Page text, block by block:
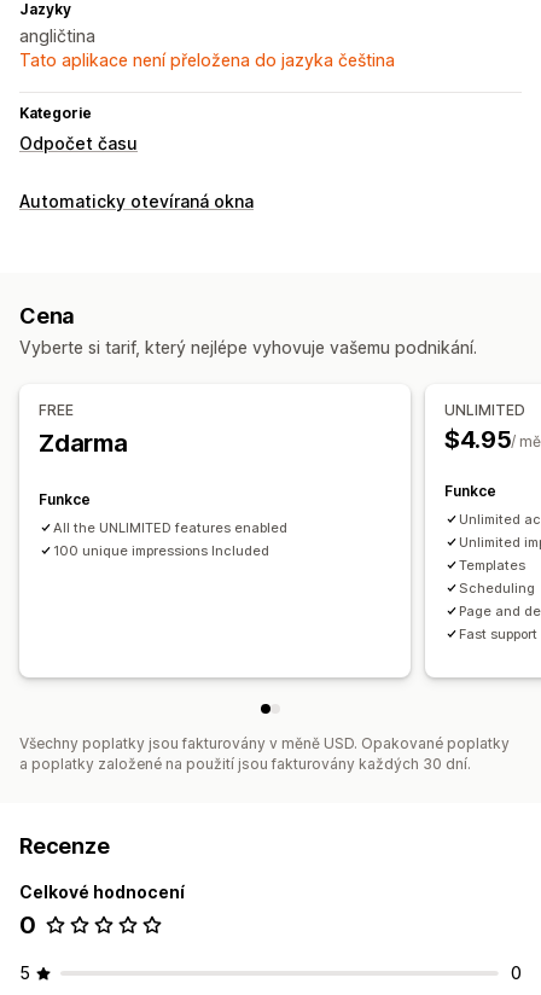
Jazyky
angličtina
Tato aplikace není přeložena do jazyka čeština
Kategorie
Odpočet času
Automaticky otevíraná okna
Cena
Vyberte si tarif, který nejlépe vyhovuje vašemu podnikání.
FREE
Zdarma
Funkce
All the UNLIMITED features enabled
100 unique impressions Included
UNLIMITED
$4.95/
Funkce
Unlimited
Unlimited
Templates
Scheduling
Page and
Fast support
Všechny poplatky jsou fakturovány v měně USD. Opakované poplatky
a poplatky založené na použití jsou fakturovány každých 30 dní.
Recenze
Celkové hodnocení
0
5 0